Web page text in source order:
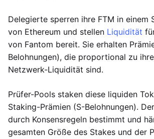
Delegierte sperren ihre FTM in einem
von Ethereum und stellen Liquidität
von Fantom bereit. Sie erhalten
Belohnungen), die proportional zu
Netzwerk-Liquidität sind.
Prüfer-Pools staken diese liquiden
Staking-Prämien (S-Belohnungen).
durch Konsensregeln bestimmt und
gesamten Größe des Stakes und der